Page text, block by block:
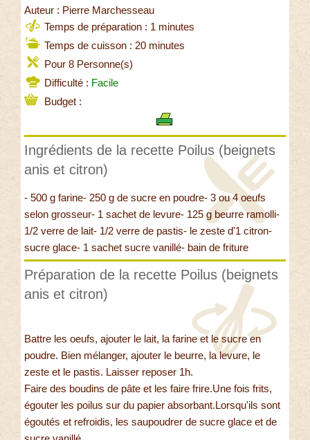
Auteur : Pierre Marchesseau
Temps de préparation : 1 minutes
Temps de cuisson : 20 minutes
Pour 8 Personne(s)
Difficulté : Facile
Budget :
Ingrédients de la recette Poilus (beignets
anis et citron)
- 500 g farine- 250 g de sucre en poudre- 3 ou 4 oeufs
selon grosseur- 1 sachet de levure- 125 g beurre ramolli-
1/2 verre de lait- 1/2 verre de pastis- le zeste d'1 citron-
sucre glace- 1 sachet sucre vanillé- bain de friture
Préparation de la recette Poilus (beignets
anis et citron)
Battre les oeufs, ajouter le lait, la farine et le sucre en
poudre. Bien mélanger, ajouter le beurre, la levure, le
zeste et le pastis. Laisser reposer 1h.
Faire des boudins de pâte et les faire frire.Une fois frits,
égouter les poilus sur du papier absorbant.Lorsqu'ils sont
égoutés et refroidis, les saupoudrer de sucre glace et de